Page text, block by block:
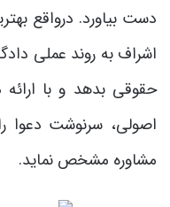
دست بیاورد. درواقع
اشراف به روند عملی
حقوقی بدهد و با
اصولی، سرنوشت دعوا
مشاوره مشخص نماید.